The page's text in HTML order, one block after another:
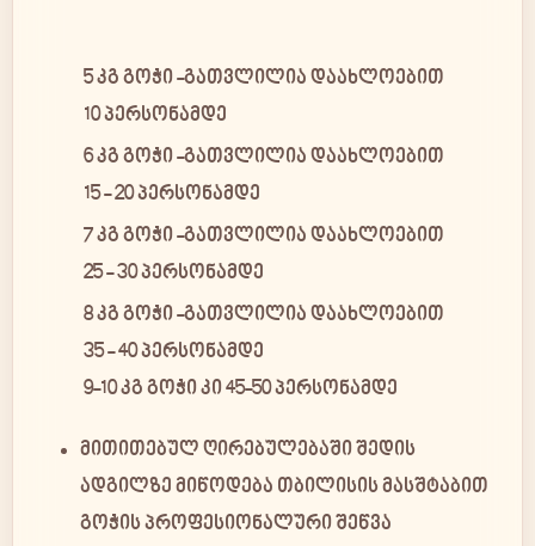
5 კგ გოჭი -გათვლილია დაახლოებით
10 პერსონამდე
6 კგ გოჭი -გათვლილია დაახლოებით
15 - 20 პერსონამდე
7 კგ გოჭი -გათვლილია დაახლოებით
25 - 30 პერსონამდე
8 კგ გოჭი -გათვლილია დაახლოებით
35 - 40 პერსონამდე
9-10 კგ გოჭი კი 45-50 პერსონამდე
მითითებულ ღირებულებაში შედის
ადგილზე მიწოდება თბილისის მასშტაბით
გოჭის პროფესიონალური შეწვა